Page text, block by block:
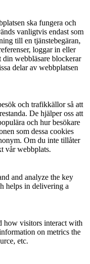
ska fungera och
vanligtvis endast som
till en tjänstebegäran,
loggar in eller
webbläsare blockerar
delar av webbplatsen
och trafikkällor så att
De hjälper oss att
och hur besökare
som dessa cookies
Om du inte tillåter
vår webbplats.
and analyze the key
helps in delivering a
how visitors interact with
on metrics the
etc.